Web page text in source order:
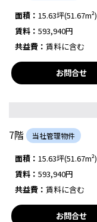
面積： 15.63坪(51.67m²)
賃料： 593,940円
共益費： 賃料に含む
お問合せ
7階
当社管理物件
面積： 15.63坪(51.67m²)
賃料： 593,940円
共益費： 賃料に含む
お問合せ